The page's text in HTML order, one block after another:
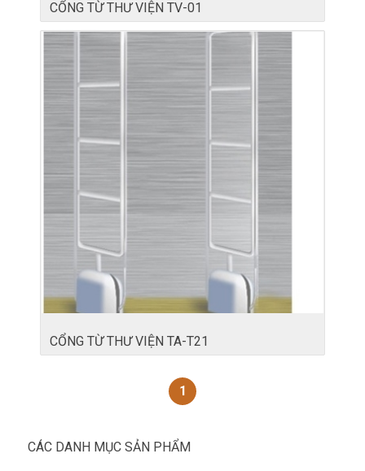
CỔNG TỪ THƯ VIỆN TV-01
CỔNG TỪ THƯ VIỆN TA-T21
1
CÁC DANH MỤC SẢN PHẨM